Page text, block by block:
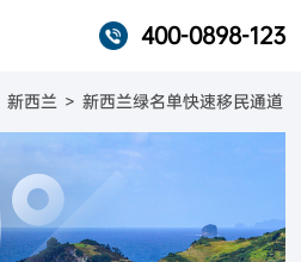
400-0898-123
新西兰 > 新西兰绿名单快速移民通道